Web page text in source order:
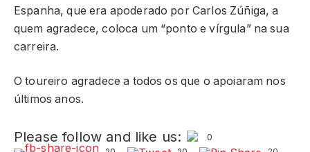
Espanha, que era apoderado por Carlos Zúñiga, a
quem agradece, coloca um “ponto e vírgula” na sua
carreira.
O toureiro agradece a todos os que o apoiaram nos
últimos anos.
Please follow and like us:
0